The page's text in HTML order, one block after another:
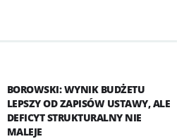
BOROWSKI: WYNIK BUDŻETU
LEPSZY OD ZAPISÓW USTAWY, ALE
DEFICYT STRUKTURALNY NIE
MALEJE